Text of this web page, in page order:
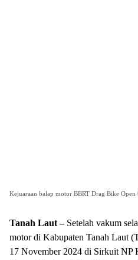
Kejuaraan balap motor BBRT Drag Bike
Tanah Laut –Setelah vakum
motor di Kabupaten Tanah Laut
17 November 2024 di Sirkuit NP